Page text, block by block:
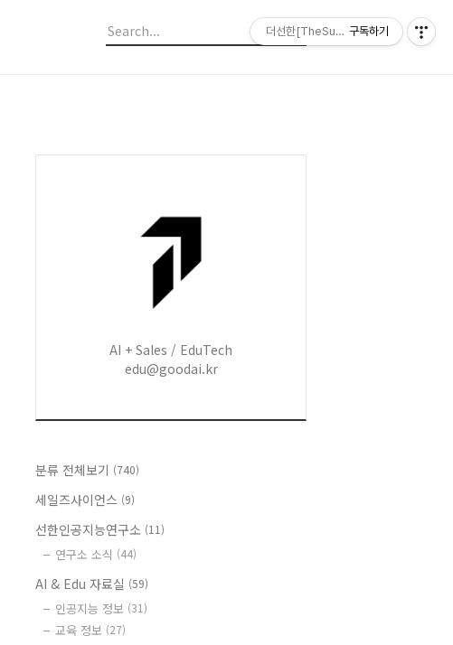
AI + Sales / EduTech
edu@goodai.kr
분류 전체보기 (740)
세일즈사이언스 (9)
선한인공지능연구소 (11)
연구소 소식 (44)
AI & Edu 자료실 (59)
인공지능 정보 (31)
교육 정보 (27)
더선한[TheSunHan]구독하기